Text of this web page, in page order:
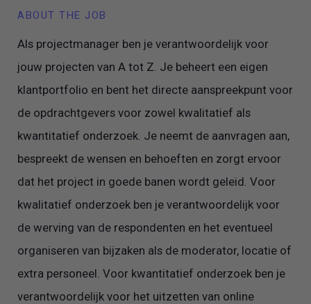
ABOUT THE JOB
Als projectmanager ben je verantwoordelijk voor
jouw projecten van A tot Z. Je beheert een eigen
klantportfolio en bent het directe aanspreekpunt voor
de opdrachtgevers voor zowel kwalitatief als
kwantitatief onderzoek. Je neemt de aanvragen aan,
bespreekt de wensen en behoeften en zorgt ervoor
dat het project in goede banen wordt geleid. Voor
kwalitatief onderzoek ben je verantwoordelijk voor
de werving van de respondenten en het eventueel
organiseren van bijzaken als de moderator, locatie of
extra personeel. Voor kwantitatief onderzoek ben je
verantwoordelijk voor het uitzetten van online